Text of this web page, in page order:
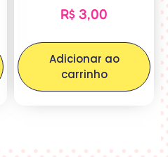
R$ 3,00
Adicionar ao
carrinho